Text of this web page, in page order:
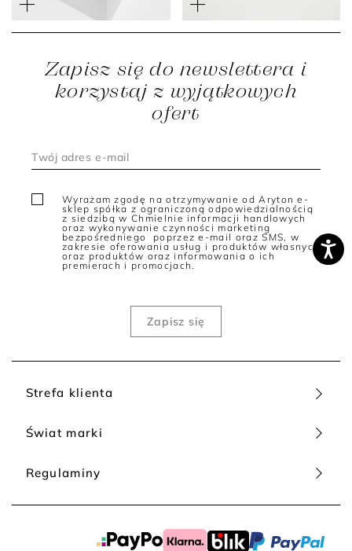
Strefa klienta
Świat marki
Regulaminy
Zapisz się do newslettera i
korzystaj z wyjątkowych
ofert
Wyrażam zgodę na otrzymywanie od Aryton e-
sklep spółka z ograniczoną odpowiedzialnością
z siedzibą w Chmielnie informacji handlowych
oraz wykonywanie czynności marketing
bezpośredniego poprzez e-mail oraz SMS, w
zakresie oferowania usług i produktów własnych
oraz produktów oraz informowania o ich
premierach i promocjach.